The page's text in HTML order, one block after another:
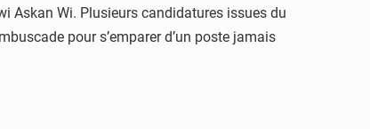
Askan Wi. Plusieurs candidatures issues du
pour s’emparer d’un poste jamais